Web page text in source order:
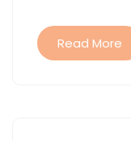
Read More